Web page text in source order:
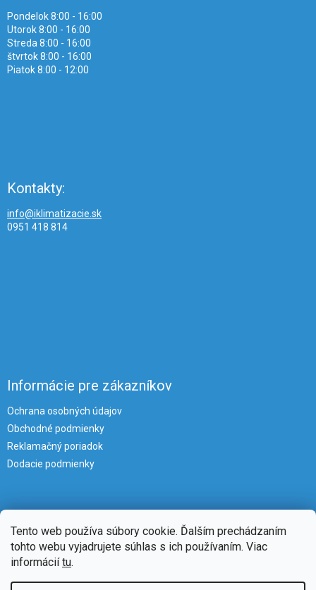
Tento web používa súbory cookie. Ďalším prechádzaním
tohto webu vyjadrujete súhlas s ich používaním. Viac
informáciítu.
Pondelok 8:00 - 16:00
Utorok 8:00 - 16:00
Streda 8:00 - 16:00
štvrtok 8:00 - 16:00
Piatok 8:00 - 12:00
Kontakty:
info@iklimatizacie.sk
0951 418 814
Informácie pre zákazníkov
Ochrana osobných údajov
Obchodné podmienky
Reklamačný poriadok
Dodacie podmienky